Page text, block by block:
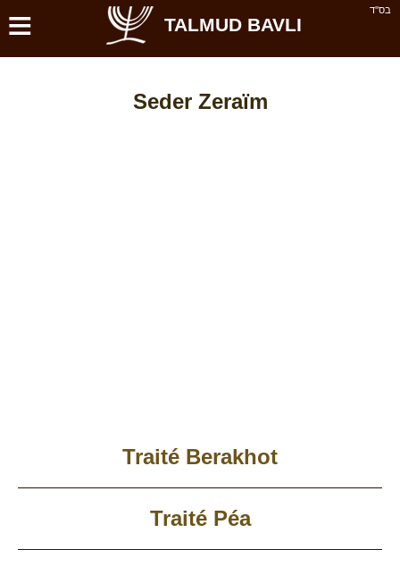
בס''ד ≡ TALMUD BAVLI
Seder Zeraïm
Traité Berakhot
Traité Péa